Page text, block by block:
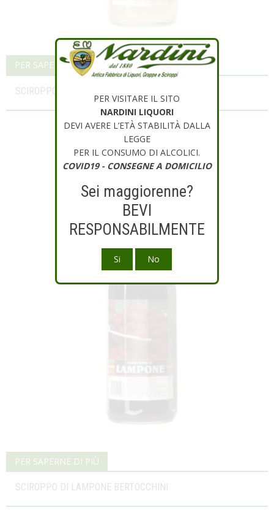
PER SAPERNE DI PIÙ
SCIROPPO DI LIMONE BERTOCCHINI
PER SAPERNE DI PIÙ
SCIROPPO DI LAMPONE BERTOCCHINI
PER VISITARE IL SITO
NARDINI LIQUORI
DEVI AVERE L’ETÀ STABILITÀ DALLA
LEGGE
PER IL CONSUMO DI ALCOLICI.
COVID19 - CONSEGNE A DOMICILIO
Sei maggiorenne?
BEVI
RESPONSABILMENTE